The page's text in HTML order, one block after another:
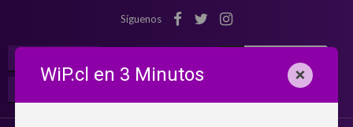
Síguenos
WiP.cl en 3 Minutos ×